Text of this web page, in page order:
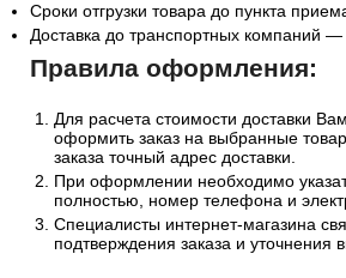
Сроки отгрузки товара до пункта
Доставка до транспортных компаний —
Правила оформления:
Для расчета стоимости доставки
оформить заказ на выбранные
заказа точный адрес доставки.
При оформлении необходимо
полностью, номер телефона и
Специалисты интернет-магазина
подтверждения заказа и уточнения